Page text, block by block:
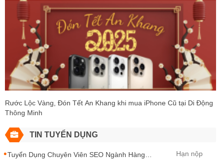
Rước Lộc Vàng, Đón Tết An Khang khi mua iPhone Cũ tại Di Động
Thông Minh
TIN TUYỂN DỤNG
Tuyển Dụng Chuyên Viên SEO Ngành Hàng
Hạn nộp